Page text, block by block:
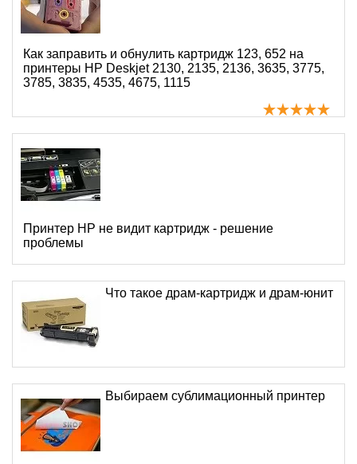
Как заправить и обнулить картридж 123, 652 на
принтеры HP Deskjet 2130, 2135, 2136, 3635, 3775,
3785, 3835, 4535, 4675, 1115
Принтер HP не видит картридж - решение
проблемы
Что такое драм-картридж и драм-юнит
Выбираем сублимационный принтер